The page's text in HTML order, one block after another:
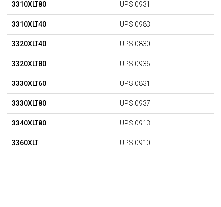
3310XLT80 UPS.0931
3310XLT40 UPS.0983
3320XLT40 UPS.0830
3320XLT80 UPS.0936
3330XLT60 UPS.0831
3330XLT80 UPS.0937
3340XLT80 UPS.0913
3360XLT UPS.0910